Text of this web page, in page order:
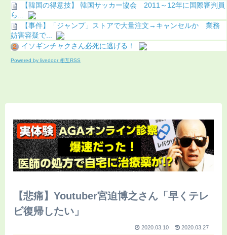
【韓国の得意技】 韓国サッカー協会 2011～12年に国際審判員
ら...
【事件】「ジャンプ」ストアで大量注文→キャンセルか 業務
妨害容疑で...
イソギンチャクさん必死に逃げる！
Powered by livedoor 相互RSS
【悲痛】Youtuber宮迫博之さん「早くテレ
ビ復帰したい」
2020.03.10 2020.03.27